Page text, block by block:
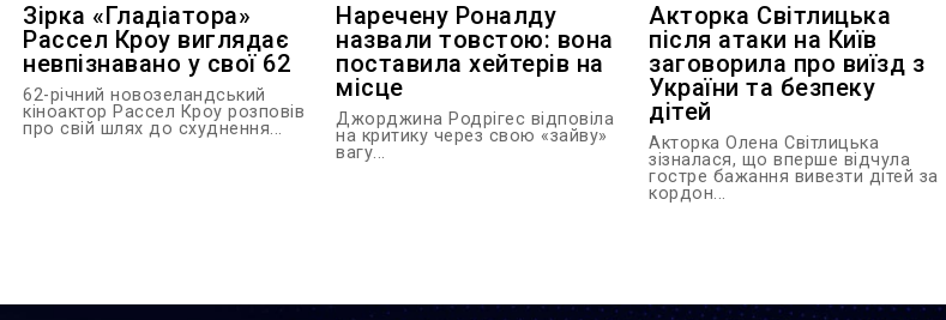
Зірка «Гладіатора»
Рассел Кроу виглядає
невпізнавано у свої 62
62-річний новозеландський
кіноактор Рассел Кроу розповів
про свій шлях до схуднення...
Наречену Роналду
назвали товстою: вона
поставила хейтерів на
місце
Джорджина Родрігес відповіла
на критику через свою «зайву»
вагу...
Акторка Світлицька
після атаки на Київ
заговорила про виїзд з
України та безпеку
дітей
Акторка Олена Світлицька
зізналася, що вперше відчула
гостре бажання вивезти дітей за
кордон...